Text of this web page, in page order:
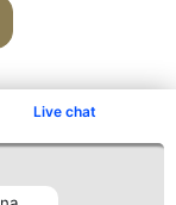
Live chat